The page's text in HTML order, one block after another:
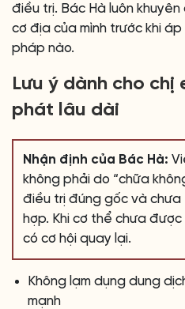
điều trị. Bác Hà luôn
cơ địa của mình trước khi
pháp nào.
Lưu ý dành cho
phát lâu dài
Nhận định của Bác Hà:
không phải do “chữa
điều trị đúng gốc và chưa
hợp. Khi cơ thể chưa
có cơ hội quay lại.
Không lạm dụng dung
mạnh